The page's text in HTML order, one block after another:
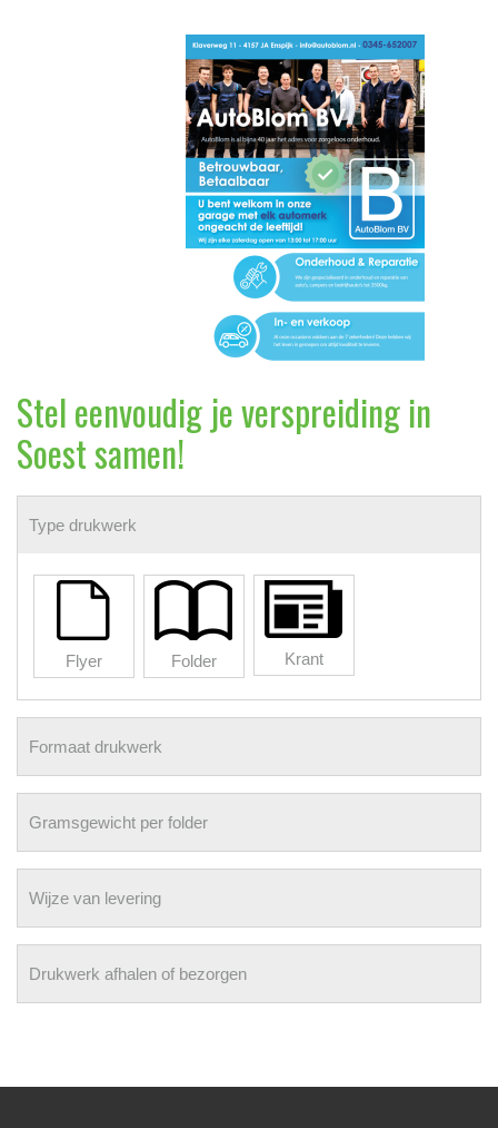
Stel eenvoudig je verspreiding in
Soest samen!
Type drukwerk
Flyer Folder Krant
Formaat drukwerk
Gramsgewicht per folder
Wijze van levering
Drukwerk afhalen of bezorgen